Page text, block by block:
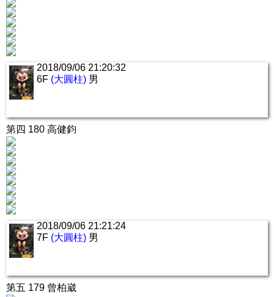
2018/09/06 21:20:32
6F (大圓柱) 男
第四 180 高健鈞
2018/09/06 21:21:24
7F (大圓柱) 男
第五 179 曾柏崴